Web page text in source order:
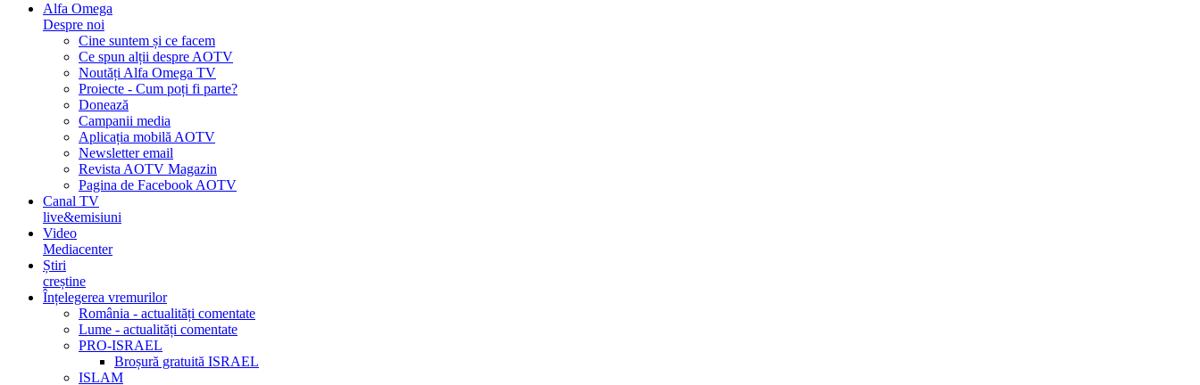
Alfa Omega
Despre noi
Cine suntem și ce facem
Ce spun alții despre AOTV
Noutăți Alfa Omega TV
Proiecte - Cum poți fi parte?
Donează
Campanii media
Aplicația mobilă AOTV
Newsletter email
Revista AOTV Magazin
Pagina de Facebook AOTV
Canal TV
live&emisiuni
Video
Mediacenter
Știri
creștine
Înțelegerea vremurilor
România - actualități comentate
Lume - actualități comentate
PRO-ISRAEL
Broșură gratuită ISRAEL
ISLAM